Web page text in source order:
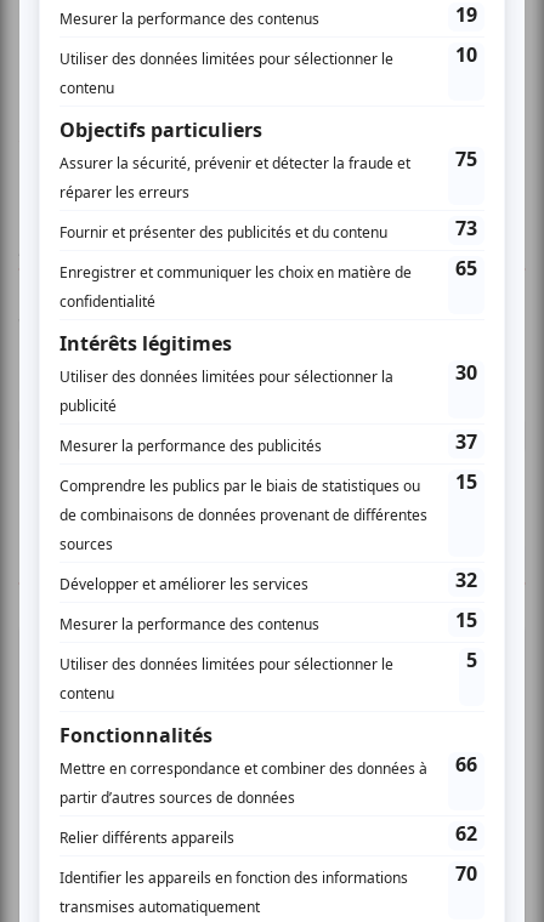
www.florencetouliatos.com
AUCUN COMMENTAIRE
Vous devez être connecté pour
donner un avis.
Connectez-vous ici.
TOUTES LES OFFRES